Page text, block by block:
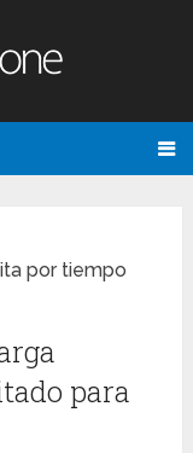
por tiempo
para